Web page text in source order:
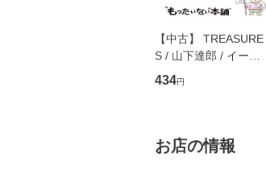
【中古】 TREASURE
S / 山下達郎 / イース
トウエスト・ジャパン
[CD]【メール便送料無
434円
お店の情報